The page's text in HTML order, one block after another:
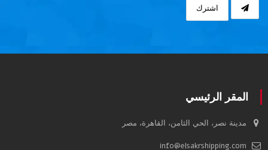
اشترك
المقر الرئيسي
مدينة نصر، الحي الثامن، القاهرة، مصر
info@elsakrshipping.com